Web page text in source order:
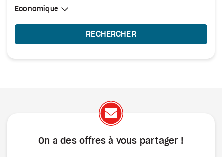
Sélectionner une cabine
Économique
Économique
RECHERCHER
On a des offres à vous partager !